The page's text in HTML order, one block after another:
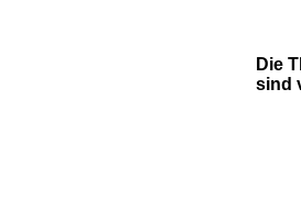
Die
sind